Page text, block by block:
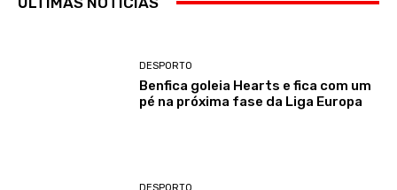
DESPORTO
Benfica goleia Hearts e fica com um
pé na próxima fase da Liga Europa
DESPORTO